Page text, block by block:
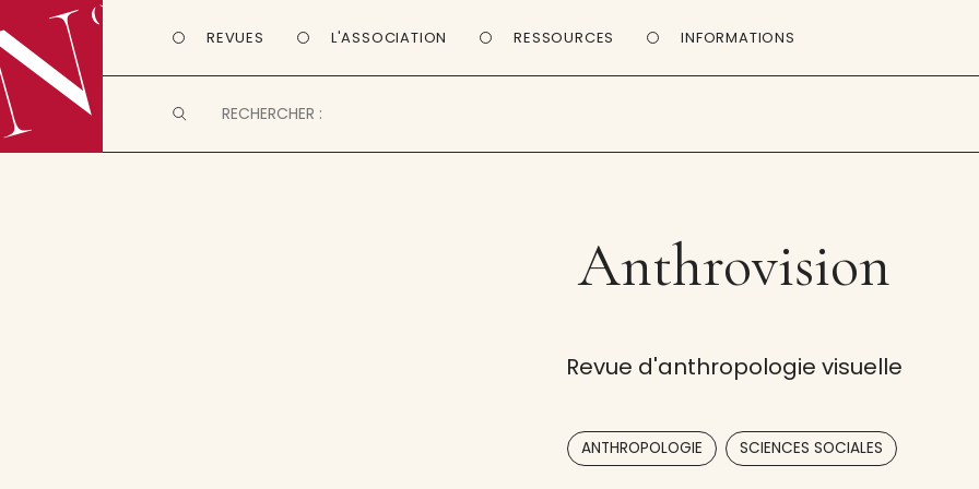
REVUES L'ASSOCIATION RESSOURCES INFORMATIONS
Anthrovision
Revue d'anthropologie visuelle
ANTHROPOLOGIE SCIENCES SOCIALES